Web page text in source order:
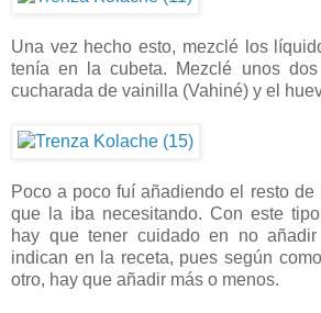
Una vez hecho esto, mezclé los
tenía en la cubeta. Mezclé unos
cucharada de vainilla (Vahiné) y el
Poco a poco fuí añadiendo el resto
que la iba necesitando. Con este
hay que tener cuidado en no
indican en la receta, pues según
otro, hay que añadir más o menos.